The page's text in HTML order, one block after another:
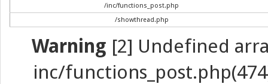
/inc/functions_post.php
/showthread.php
Warning [2] Undefined
inc/